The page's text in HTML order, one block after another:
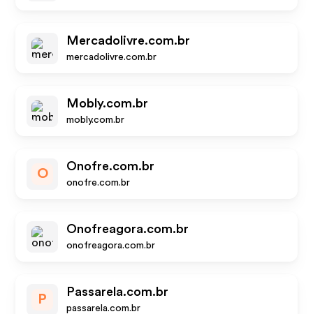
Mercadolivre.com.br
mercadolivre.com.br
Mobly.com.br
mobly.com.br
O
Onofre.com.br
onofre.com.br
Onofreagora.com.br
onofreagora.com.br
P
Passarela.com.br
passarela.com.br